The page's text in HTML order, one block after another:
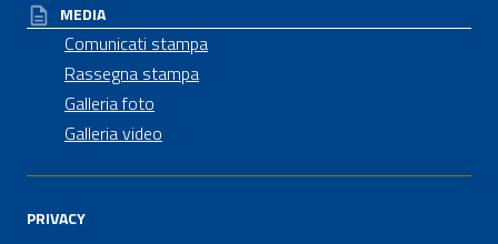
MEDIA
Comunicati stampa
Rassegna stampa
Galleria foto
Galleria video
PRIVACY